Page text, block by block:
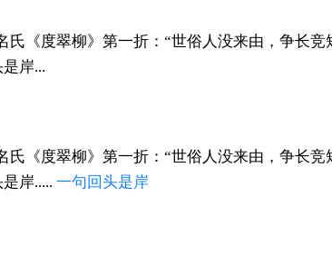
氏《度翠柳》第一折：“世俗人没来由，争长竞
岸...
氏《度翠柳》第一折：“世俗人没来由，争长竞
岸..... 一句回头是岸